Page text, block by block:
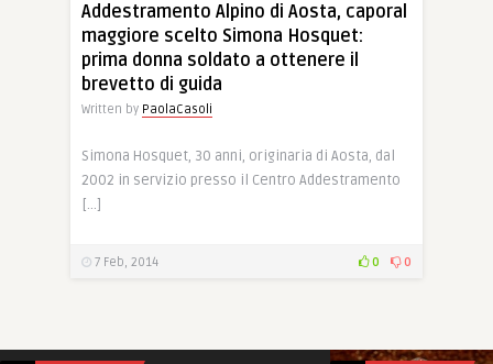
Addestramento Alpino di Aosta, caporal
maggiore scelto Simona Hosquet:
prima donna soldato a ottenere il
brevetto di guida
Written by PaolaCasoli
Simona Hosquet, 30 anni, originaria di Aosta, dal
2002 in servizio presso il Centro Addestramento
[…]
7 Feb, 2014 0 0